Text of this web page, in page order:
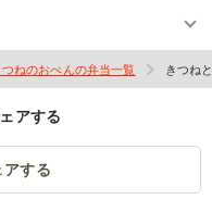
つねのおべんの弁当一覧 きつね
アする
アする